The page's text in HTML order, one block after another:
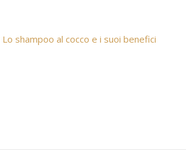
Lo shampoo al cocco e i suoi benefici